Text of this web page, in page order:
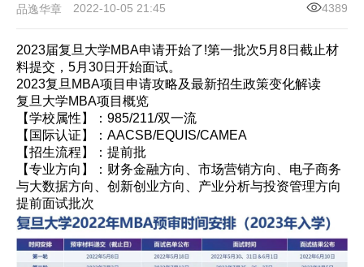
品逸华章 2022-10-05 21:45 4389
2023届复旦大学MBA申请开始了!第一批次5月8日截止材
料提交，5月30日开始面试。
2023复旦MBA项目申请攻略及最新招生政策变化解读
复旦大学MBA项目概览
【学校属性】：985/211/双一流
【国际认证】：AACSB/EQUIS/CAMEA
【招生流程】：提前批
【专业方向】：财务金融方向、市场营销方向、电子商务
与大数据方向、创新创业方向、产业分析与投资管理方向
提前面试批次